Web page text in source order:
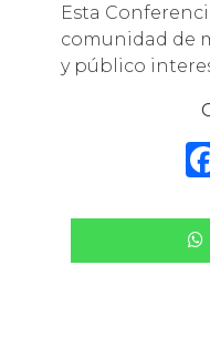
Esta
comunidad de
y público